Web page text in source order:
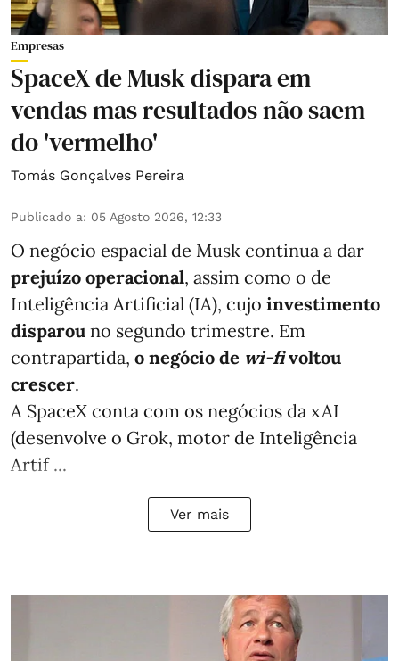
Empresas
SpaceX de Musk dispara em
vendas mas resultados não saem
do 'vermelho'
Tomás Gonçalves Pereira
Publicado a: 05 Agosto 2026, 12:33
O negócio espacial de Musk continua a dar
prejuízo operacional, assim como o de
Inteligência Artificial (IA), cujo investimento
disparou no segundo trimestre. Em
contrapartida, o negócio de wi-fivoltou
crescer.
A SpaceX conta com os negócios da xAI
(desenvolve o Grok, motor de Inteligência
Artif ...
Ver mais